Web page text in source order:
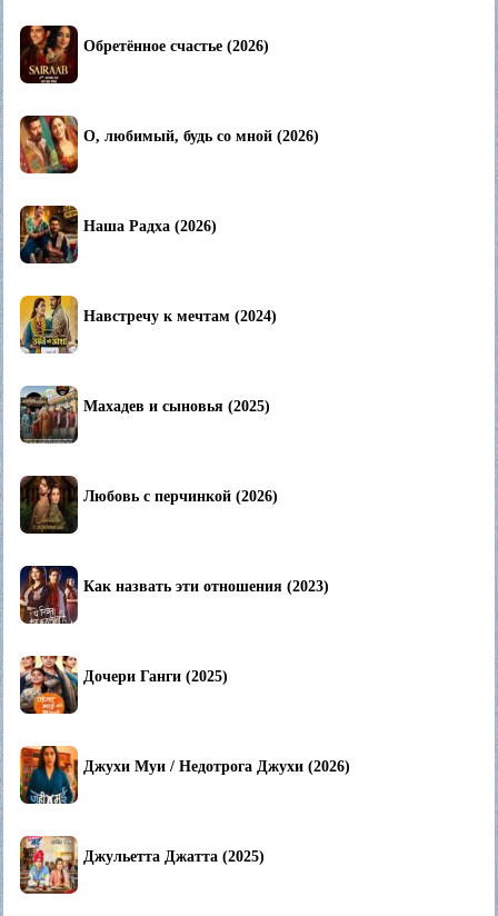
Обретённое счастье (2026)
О, любимый, будь со мной (2026)
Наша Радха (2026)
Навстречу к мечтам (2024)
Махадев и сыновья (2025)
Любовь с перчинкой (2026)
Как назвать эти отношения (2023)
Дочери Ганги (2025)
Джухи Муи / Недотрога Джухи (2026)
Джульетта Джатта (2025)